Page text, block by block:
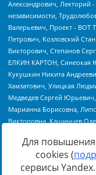
Источник:https://
Для повышения
cookies (
сервисы